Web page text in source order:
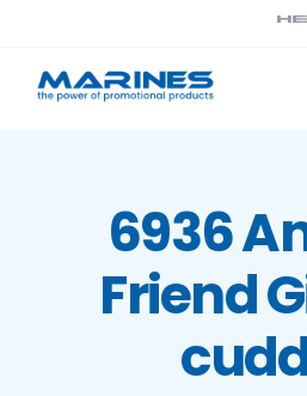
content
Tehnologije tiska
O nama
6936
Friend